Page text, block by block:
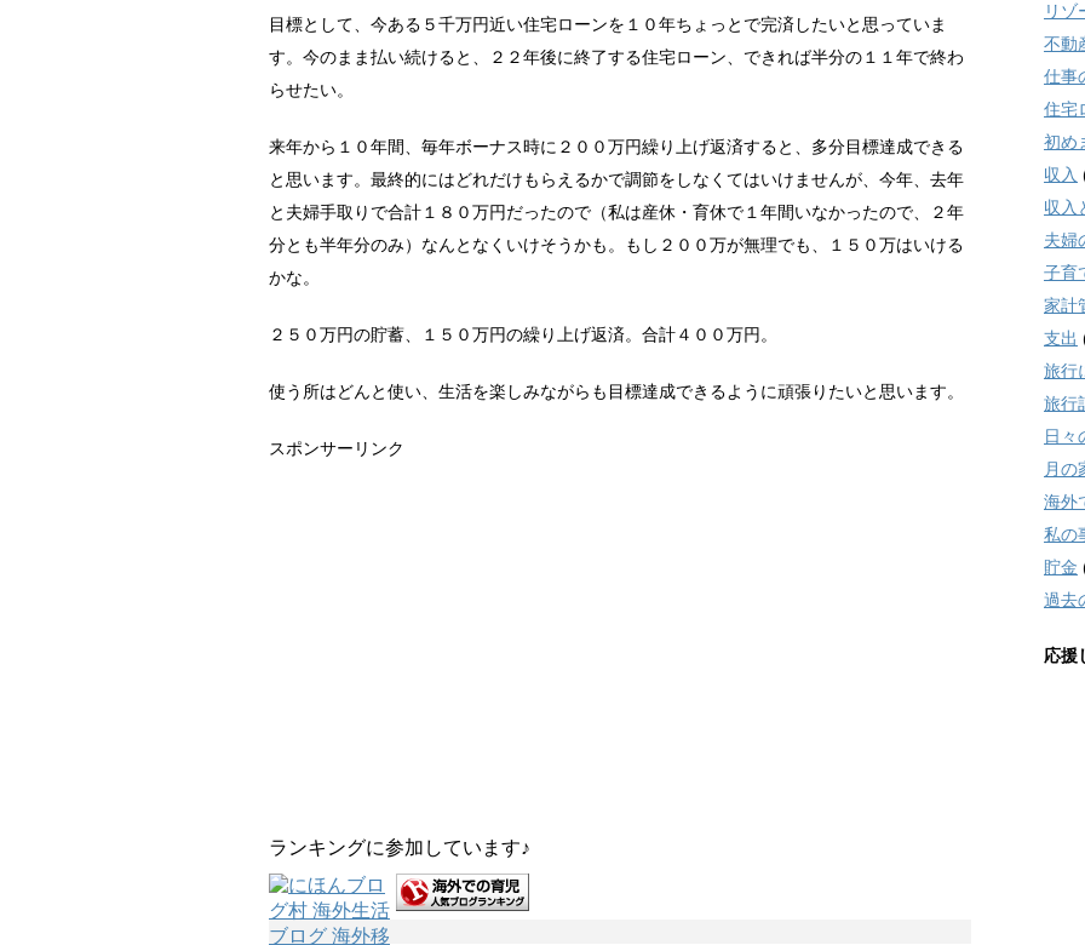
目標として、今ある５千万円近い住宅ローンを１０年ちょっとで完済したいと思っていま
す。今のまま払い続けると、２２年後に終了する住宅ローン、できれば半分の１１年で終わ
らせたい。
来年から１０年間、毎年ボーナス時に２００万円繰り上げ返済すると、多分目標達成できる
と思います。最終的にはどれだけもらえるかで調節をしなくてはいけませんが、今年、去年
と夫婦手取りで合計１８０万円だったので（私は産休・育休で１年間いなかったので、２年
分とも半年分のみ）なんとなくいけそうかも。もし２００万が無理でも、１５０万はいける
かな。
２５０万円の貯蓄、１５０万円の繰り上げ返済。合計４００万円。
使う所はどんと使い、生活を楽しみながらも目標達成できるように頑張りたいと思います。
スポンサーリンク
ランキングに参加しています♪
リゾ
不動
仕事
住宅
初め
収入
収入
夫婦
子育
家計
支出
旅行
旅行
日々
月の
海外
私の
貯金
過去
応援